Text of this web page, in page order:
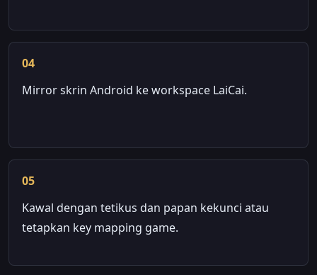
04
Mirror skrin Android ke workspace LaiCai.
05
Kawal dengan tetikus dan papan kekunci atau
tetapkan key mapping game.